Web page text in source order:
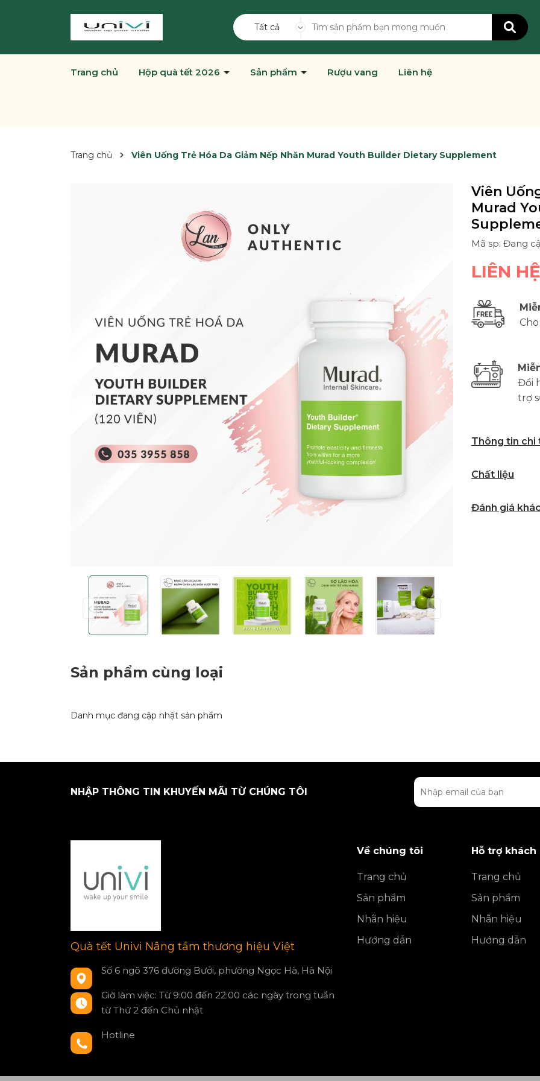
Tất cả
Trang chủ Hộp quà tết 2026 Sản phẩm Rượu vang Liên hệ
Trang chủ Viên Uống Trẻ Hóa Da Giảm Nếp Nhăn Murad Youth Builder Dietary Supplement
Viên
Murad
Mã sp: Đang
LIÊN HỆ
Đổi
trợ
Thông tin chi
Chất liệu
Đánh giá
Sản phẩm cùng loại
Danh mục đang cập nhật sản phẩm
NHẬP THÔNG TIN KHUYẾN MÃI TỪ CHÚNG TÔI
Quà tết Univi Nâng tầm thương hiệu Việt
Số 6 ngõ 376 đường Bưởi, phường Ngọc Hà, Hà Nội
Giờ làm việc: Từ 9:00 đến 22:00 các ngày trong tuần
từ Thứ 2 đến Chủ nhật
Hotline
Về chúng tôi
Trang chủ
Sản phẩm
Nhãn hiệu
Hướng dẫn
Hỗ trợ khách
Trang chủ
Sản phẩm
Nhãn hiệu
Hướng dẫn